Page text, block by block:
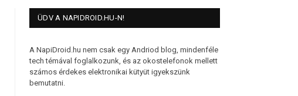
ÜDV A NAPIDROID.HU-N!
A NapiDroid.hu nem csak egy Andriod blog, mindenféle
tech témával foglalkozunk, és az okostelefonok mellett
számos érdekes elektronikai kütyüt igyekszünk
bemutatni.